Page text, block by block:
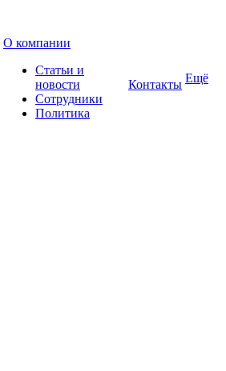
О компании
Статьи и
новости
Сотрудники
Политика
Контакты Ещё